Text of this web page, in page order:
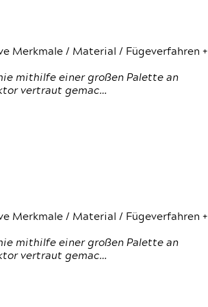
Merkmale / Material / Fügeverfahren +
mithilfe einer großen Palette an
vertraut gemac…
Merkmale / Material / Fügeverfahren +
mithilfe einer großen Palette an
vertraut gemac…